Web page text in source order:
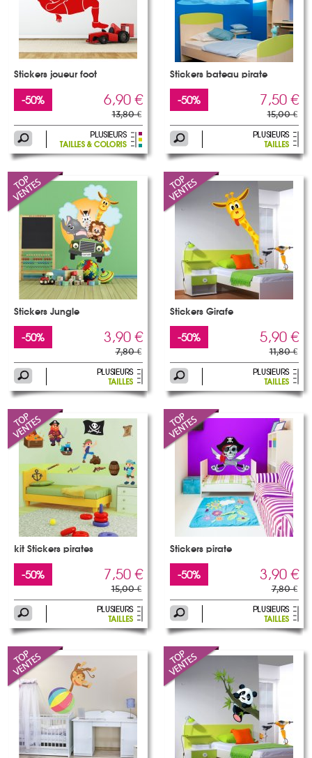
Stickers joueur foot
-50% 6,90 €
13,80 €
Stickers bateau pirate
-50% 7,50 €
15,00 €
Stickers Jungle
-50% 3,90 €
7,80 €
Stickers Girafe
-50% 5,90 €
11,80 €
kit Stickers pirates
-50% 7,50 €
15,00 €
Stickers pirate
-50% 3,90 €
7,80 €